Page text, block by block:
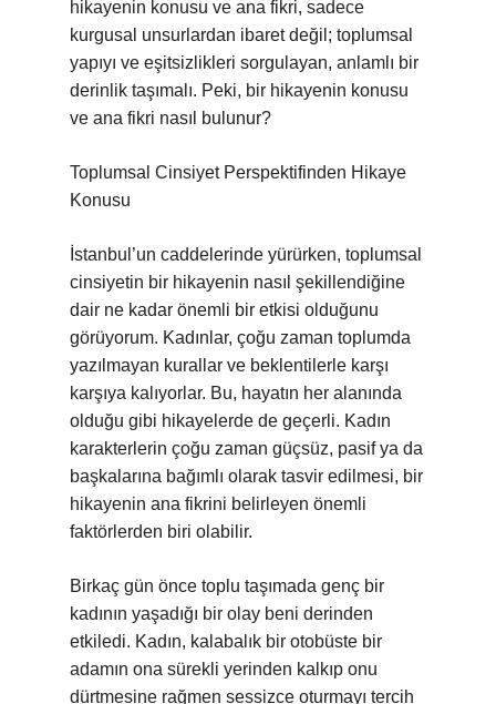
hikayenin konusu ve ana fikri, sadece
kurgusal unsurlardan ibaret değil; toplumsal
yapıyı ve eşitsizlikleri sorgulayan, anlamlı bir
derinlik taşımalı. Peki, bir hikayenin konusu
ve ana fikri nasıl bulunur?
Toplumsal Cinsiyet Perspektifinden Hikaye
Konusu
İstanbul’un caddelerinde yürürken, toplumsal
cinsiyetin bir hikayenin nasıl şekillendiğine
dair ne kadar önemli bir etkisi olduğunu
görüyorum. Kadınlar, çoğu zaman toplumda
yazılmayan kurallar ve beklentilerle karşı
karşıya kalıyorlar. Bu, hayatın her alanında
olduğu gibi hikayelerde de geçerli. Kadın
karakterlerin çoğu zaman güçsüz, pasif ya da
başkalarına bağımlı olarak tasvir edilmesi, bir
hikayenin ana fikrini belirleyen önemli
faktörlerden biri olabilir.
Birkaç gün önce toplu taşımada genç bir
kadının yaşadığı bir olay beni derinden
etkiledi. Kadın, kalabalık bir otobüste bir
adamın ona sürekli yerinden kalkıp onu
dürtmesine rağmen sessizce oturmayı tercih